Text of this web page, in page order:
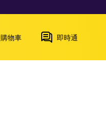
購物車 即時通